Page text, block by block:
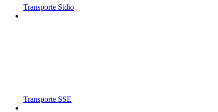
Transporte Stdio
Transporte SSE